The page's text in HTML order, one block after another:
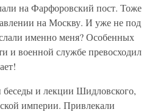
на Фарфоровский пост. Тоже
на Москву. И уже не под
именно меня? Особенных
и военной службе превосходил
и лекции Шидловского,
империи. Привлекали